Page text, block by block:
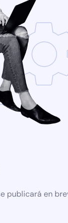
publicará en